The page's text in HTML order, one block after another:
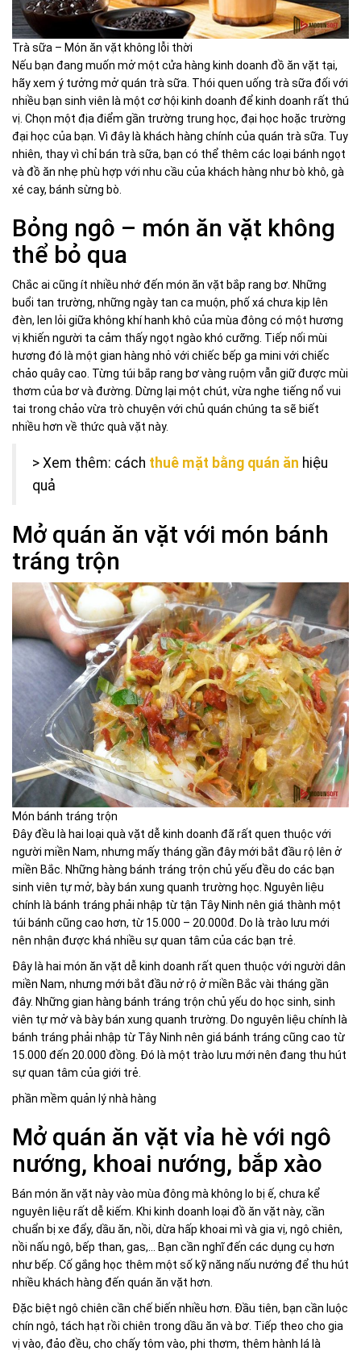
Trà sữa – Món ăn vặt không lỗi thời
Nếu bạn đang muốn mở một cửa hàng kinh doanh đồ ăn vặt tại,
hãy xem ý tưởng mở quán trà sữa. Thói quen uống trà sữa đối với
nhiều bạn sinh viên là một cơ hội kinh doanh để kinh doanh rất thú
vị. Chọn một địa điểm gần trường trung học, đại học hoặc trường
đại học của bạn. Vì đây là khách hàng chính của quán trà sữa. Tuy
nhiên, thay vì chỉ bán trà sữa, bạn có thể thêm các loại bánh ngọt
và đồ ăn nhẹ phù hợp với nhu cầu của khách hàng như bò khô, gà
xé cay, bánh sừng bò.
Bỏng ngô – món ăn vặt không
thể bỏ qua
Chắc ai cũng ít nhiều nhớ đến món ăn vặt bắp rang bơ. Những
buổi tan trường, những ngày tan ca muộn, phố xá chưa kịp lên
đèn, len lỏi giữa không khí hanh khô của mùa đông có một hương
vị khiến người ta cảm thấy ngọt ngào khó cưỡng. Tiếp nối mùi
hương đó là một gian hàng nhỏ với chiếc bếp ga mini với chiếc
chảo quây cao. Từng túi bắp rang bơ vàng ruộm vẫn giữ được mùi
thơm của bơ và đường. Dừng lại một chút, vừa nghe tiếng nổ vui
tai trong chảo vừa trò chuyện với chủ quán chúng ta sẽ biết
nhiều hơn về thức quà vặt này.
> Xem thêm: cách thuê mặt bằng quán ăn hiệu
quả
Mở quán ăn vặt với món bánh
tráng trộn
Món bánh tráng trộn
Đây đều là hai loại quà vặt dễ kinh doanh đã rất quen thuộc với
người miền Nam, nhưng mấy tháng gần đây mới bắt đầu rộ lên ở
miền Bắc. Những hàng bánh tráng trộn chủ yếu đều do các bạn
sinh viên tự mở, bày bán xung quanh trường học. Nguyên liệu
chính là bánh tráng phải nhập từ tận Tây Ninh nên giá thành một
túi bánh cũng cao hơn, từ 15.000 – 20.000đ. Do là trào lưu mới
nên nhận được khá nhiều sự quan tâm của các bạn trẻ.
Đây là hai món ăn vặt dễ kinh doanh rất quen thuộc với người dân
miền Nam, nhưng mới bắt đầu nở rộ ở miền Bắc vài tháng gần
đây. Những gian hàng bánh tráng trộn chủ yếu do học sinh, sinh
viên tự mở và bày bán xung quanh trường. Do nguyên liệu chính là
bánh tráng phải nhập từ Tây Ninh nên giá bánh tráng cũng cao từ
15.000 đến 20.000 đồng. Đó là một trào lưu mới nên đang thu hút
sự quan tâm của giới trẻ.
phần mềm quản lý nhà hàng
Mở quán ăn vặt vỉa hè với ngô
nướng, khoai nướng, bắp xào
Bán món ăn vặt này vào mùa đông mà không lo bị ế, chưa kể
nguyên liệu rất dễ kiếm. Khi kinh doanh loại đồ ăn vặt này, cần
chuẩn bị xe đẩy, dầu ăn, nồi, dừa hấp khoai mì và gia vị, ngô chiên,
nồi nấu ngô, bếp than, gas,… Bạn cần nghĩ đến các dụng cụ hơn
như bếp. Cố gắng học thêm một số kỹ năng nấu nướng để thu hút
nhiều khách hàng đến quán ăn vặt hơn.
Đặc biệt ngô chiên cần chế biến nhiều hơn. Đầu tiên, bạn cần luộc
chín ngô, tách hạt rồi chiên trong dầu ăn và bơ. Tiếp theo cho gia
vị vào, đảo đều, cho chấy tôm vào, phi thơm, thêm hành lá là